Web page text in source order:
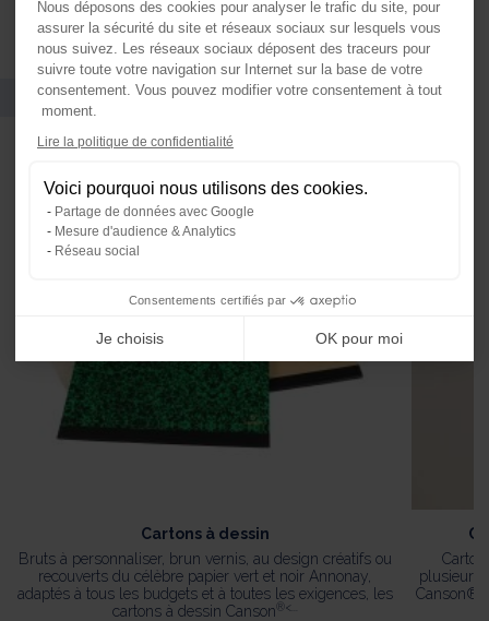
Vous pourriez aussi aimer
Cartons à dessin
Bruts à personnaliser, brun vernis, au design créatifs ou
recouverts du célèbre papier vert et noir Annonay,
adaptés à tous les budgets et à toutes les exigences, les
cartons à dessin Canson ®<...
plusieurs
Canson®
Nous déposons des cookies pour analyser le trafic du site, pour
assurer la sécurité du site et réseaux sociaux sur lesquels vous
nous suivez. Les réseaux sociaux déposent des traceurs pour
suivre toute votre navigation sur Internet sur la base de votre
consentement. Vous pouvez modifier votre consentement à tout
moment.
Lire la politique de confidentialité
Voici pourquoi nous utilisons des cookies.
Partage de données avec Google
Mesure d'audience & Analytics
Réseau social
Consentements certifiés par
Je choisis OK pour moi
Axeptio consent
Notre plateforme vous permet